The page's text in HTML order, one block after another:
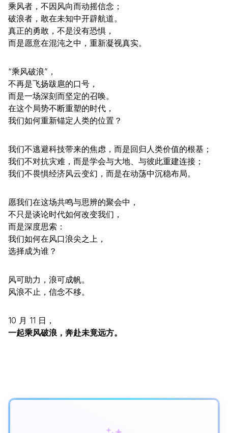
乘风者，不因风向而动摇信念；
破浪者，敢在未知中开辟航道。
真正的勇敢，不是没有恐惧，
而是愿意在混沌之中，重新凝视真实。
“乘风破浪”，
不再是飞扬跋扈的口号，
而是一场深刻而坚定的召唤。
在这个局势不断重塑的时代，
我们如何重新锚定人类的位置？
我们不逃避科技带来的焦虑，而是回归人类价值的根基；
我们不对抗灾难，而是学会与大地、与彼此重建连接；
我们不畏惧经济风云变幻，而是在动荡中沉稳布局。
愿我们在这场共鸣与思辨的聚会中，
不只是谈论时代如何改变我们，
而是深度思索：
我们如何在风口浪尖之上，
选择成为谁？
风可助力，浪可成帆。
风浪不止，信念不移。
10 月 11 日，
一起乘风破浪，奔赴未竟远方。